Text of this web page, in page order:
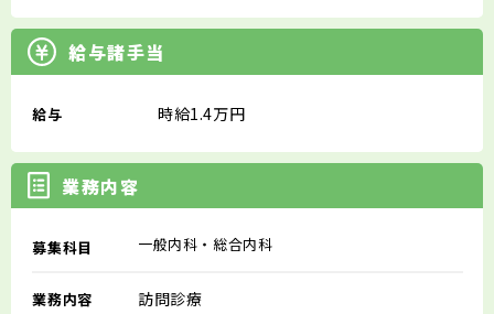
給与諸手当
給与 時給1.4万円
業務内容
募集科目 一般内科・総合内科
業務内容 訪問診療